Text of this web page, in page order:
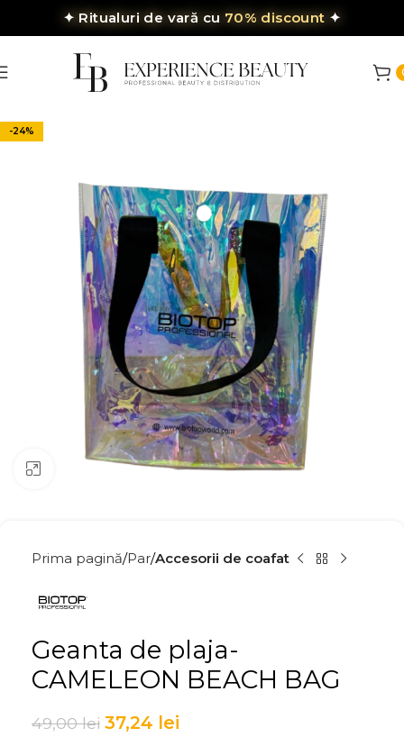
✦ Ritualuri de vară cu 70% discount ✦
-24%
Click to enlarge
Prima pagină Par Accesorii de coafat
Geanta de plaja-
CAMELEON BEACH BAG
49,00lei 37,24 lei